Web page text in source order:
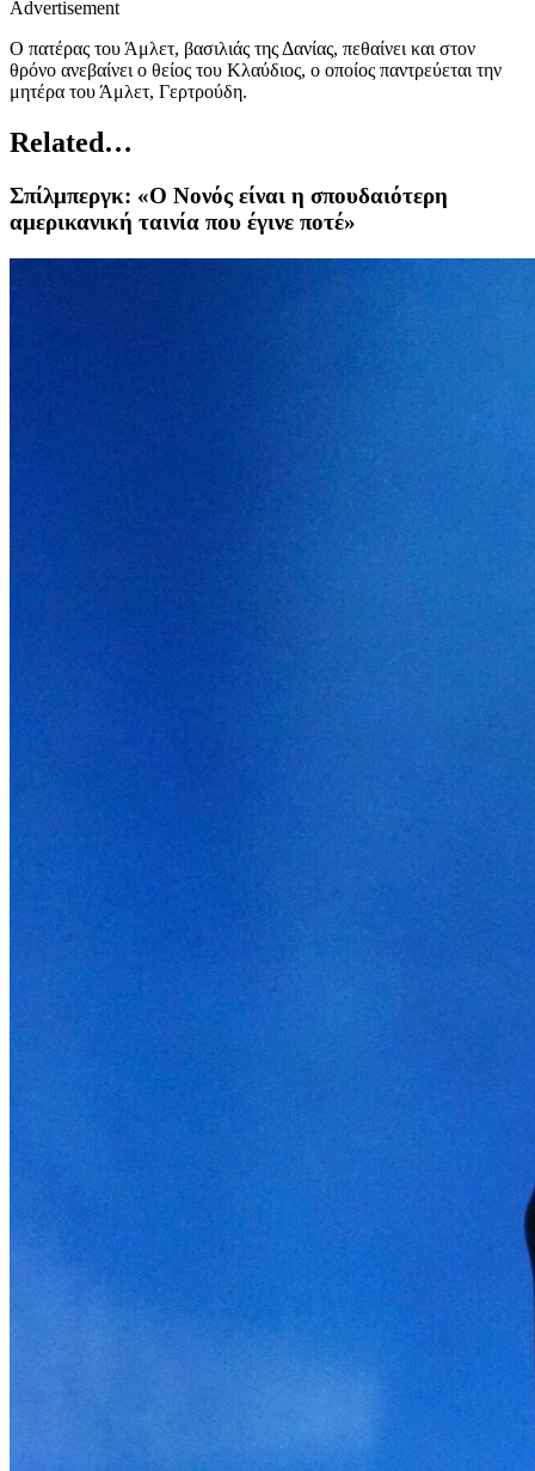
Advertisement
Ο πατέρας του Άμλετ, βασιλιάς της Δανίας, πεθαίνει και στον
θρόνο ανεβαίνει ο θείος του Κλαύδιος, ο οποίος παντρεύεται την
μητέρα του Άμλετ, Γερτρούδη.
Related…
Σπίλμπεργκ: «Ο Νονός είναι η σπουδαιότερη
αμερικανική ταινία που έγινε ποτέ»